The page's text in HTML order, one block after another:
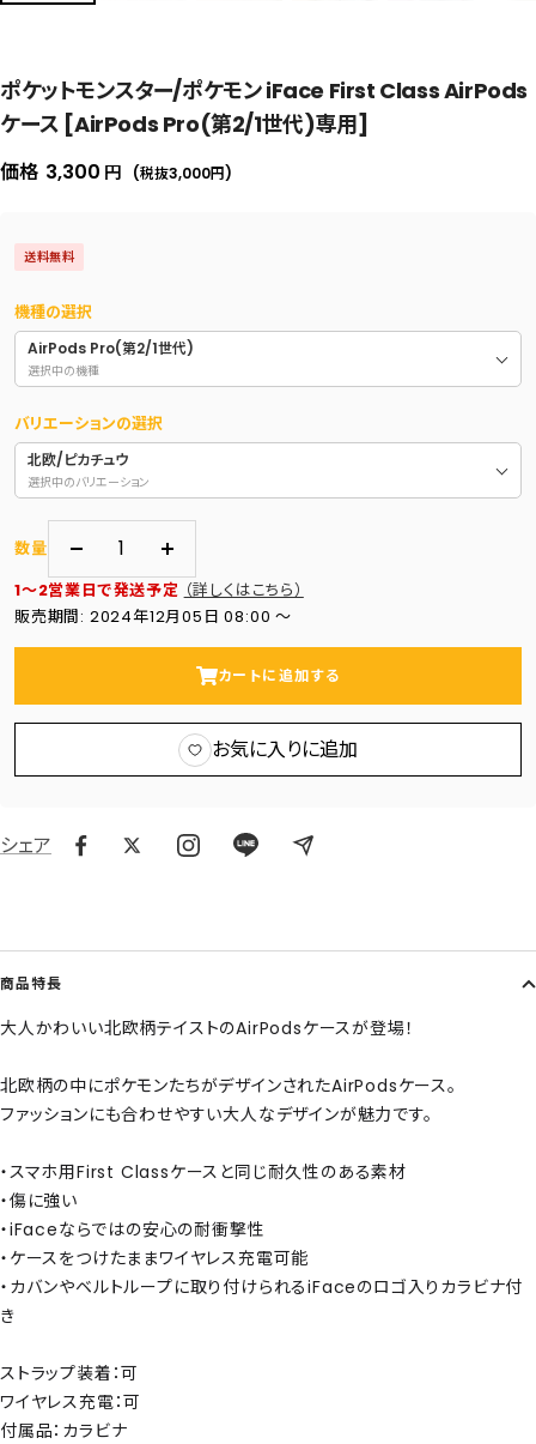
ポケットモンスター/ポケモン iFace First Class AirPods
ケース [AirPods Pro(第2/1世代)専用]
価格 セ
価
格
3,300 円 (税抜3,000円)
送料無料
機種の選択
AirPods Pro(第2/1世代)
選択中の機種
バリエーションの選択
北欧/ピカチュウ
選択中のバリエーション
数量
量
を
す
数
量
を
す
1～2営業日で発送予定 （詳しくはこちら）
販売期間: 2024年12月05日 08:00 〜
カートに追加する
お気に入りに追加
シェア
商品特長
大人かわいい北欧柄テイストのAirPodsケースが登場！
北欧柄の中にポケモンたちがデザインされたAirPodsケース。
ファッションにも合わせやすい大人なデザインが魅力です。
・スマホ用First Classケースと同じ耐久性のある素材
・傷に強い
・iFaceならではの安心の耐衝撃性
・ケースをつけたままワイヤレス充電可能
・カバンやベルトループに取り付けられるiFaceのロゴ入りカラビナ付
き
ストラップ装着：可
ワイヤレス充電：可
付属品：カラビナ